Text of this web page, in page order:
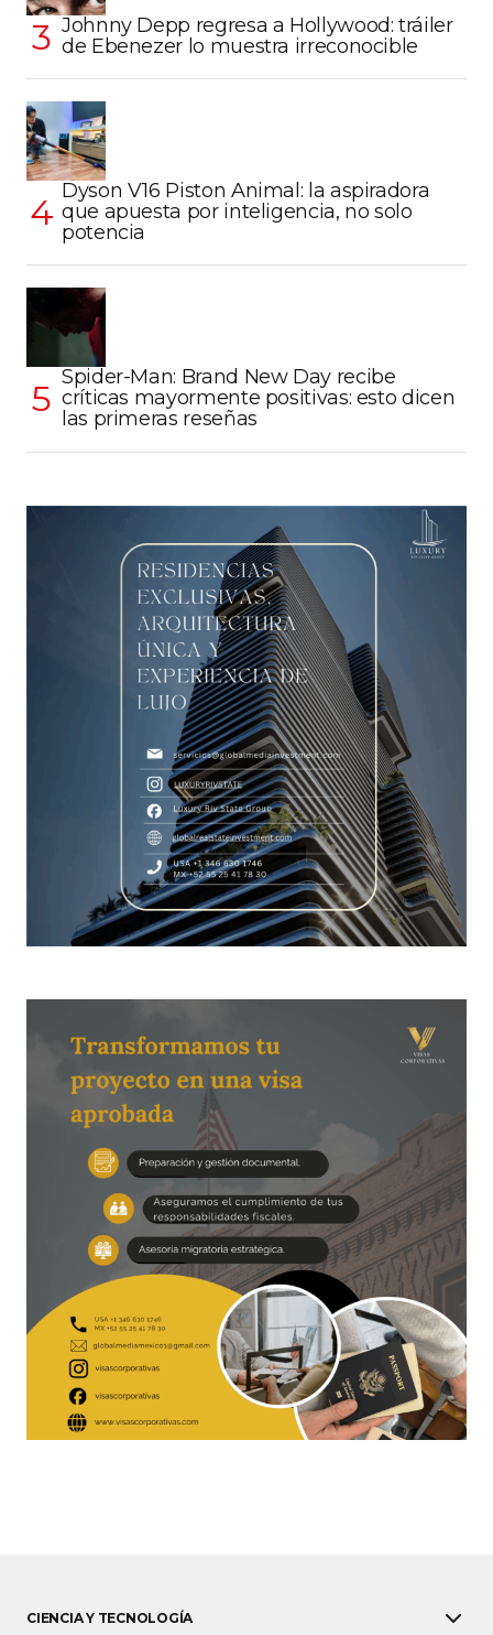
Johnny Depp regresa a Hollywood: tráiler
de Ebenezer lo muestra irreconocible
Dyson V16 Piston Animal: la aspiradora
que apuesta por inteligencia, no solo
potencia
Spider-Man: Brand New Day recibe
críticas mayormente positivas: esto dicen
las primeras reseñas
CIENCIA Y TECNOLOGÍA